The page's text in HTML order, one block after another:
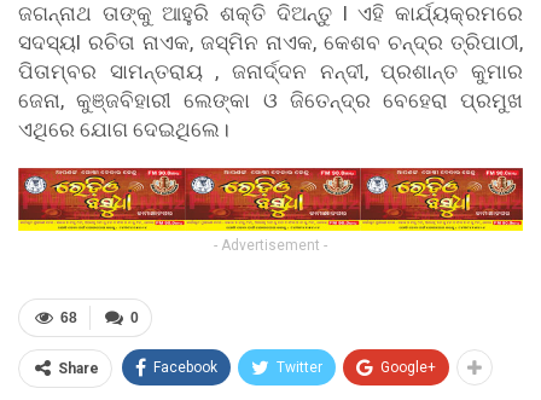
ଜଗନ୍ନାଥ ତାଙ୍କୁ ଆହୁରି ଶକ୍ତି ଦିଅନ୍ତୁ l ଏହି କାର୍ଯ୍ୟକ୍ରମରେ
ସଦସ୍ୟl ରଚିତା ନାଏକ, ଜସ୍ମିନ ନାଏକ, କେଶବ ଚନ୍ଦ୍ର ତ୍ରିପାଠୀ,
ପିତାମ୍ବର ସାମନ୍ତରାୟ , ଜନାର୍ଦ୍ଦନ ନନ୍ଦୀ, ପ୍ରଶାନ୍ତ କୁମାର
ଜେନା, କୁଞ୍ଜବିହାରୀ ଲେଙ୍କା ଓ ଜିତେନ୍ଦ୍ର ବେହେରା ପ୍ରମୁଖ
ଏଥିରେ ଯୋଗ ଦେଇଥିଲେ।
- Advertisement -
0
68
Share Facebook Twitter Google+